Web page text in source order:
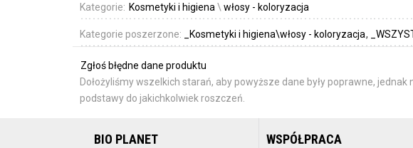
Kategorie: Kosmetyki i higiena \ włosy - koloryzacja
Kategorie poszerzone: _Kosmetyki i higiena\włosy - koloryzacja
Zgłoś błędne dane produktu
Dołożyliśmy wszelkich starań, aby powyższe dane były poprawne,
podstawy do jakichkolwiek roszczeń.
BIO PLANET WSPÓŁPRACA